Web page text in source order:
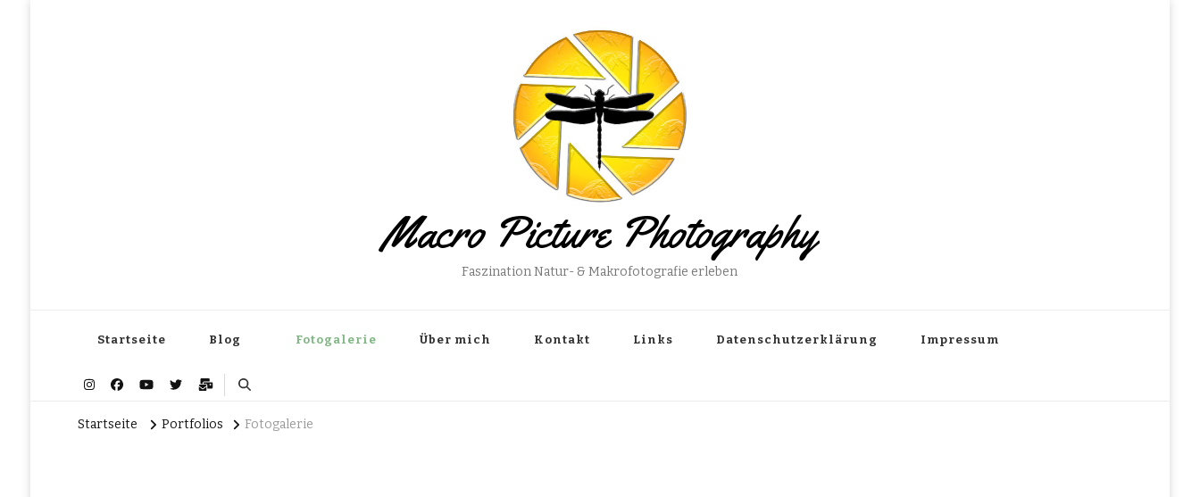
Macro Picture Photography
Faszination Natur- & Makrofotografie erleben
Startseite Blog Fotogalerie Über mich Kontakt Links Datenschutzerklärung Impressum
Startseite Portfolios Fotogalerie